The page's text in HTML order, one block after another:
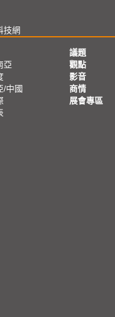
技網
亞
/中國
議題
觀點
影音
商情
展會專區